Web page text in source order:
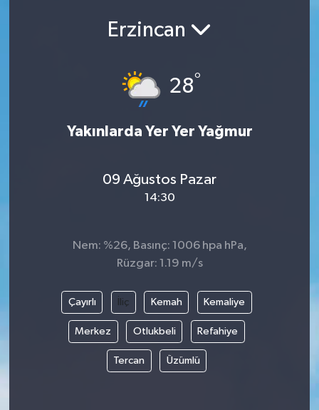
Erzincan
28°
Yakınlarda Yer Yer Yağmur
09 Ağustos Pazar
14:30
Nem: %26, Basınç: 1006 hpa hPa,
Rüzgar: 1.19 m/s
Çayırlı İliç Kemah Kemaliye
Merkez Otlukbeli Refahiye
Tercan Üzümlü